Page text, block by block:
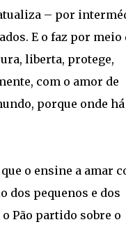
– por
E o faz por meio
liberta, protege,
com o amor de
porque onde há
o ensine a amar
dos pequenos e dos
o Pão partido sobre o